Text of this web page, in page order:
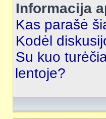
Informacija
Kas parašė
Kodėl
Su kuo
lentoje?